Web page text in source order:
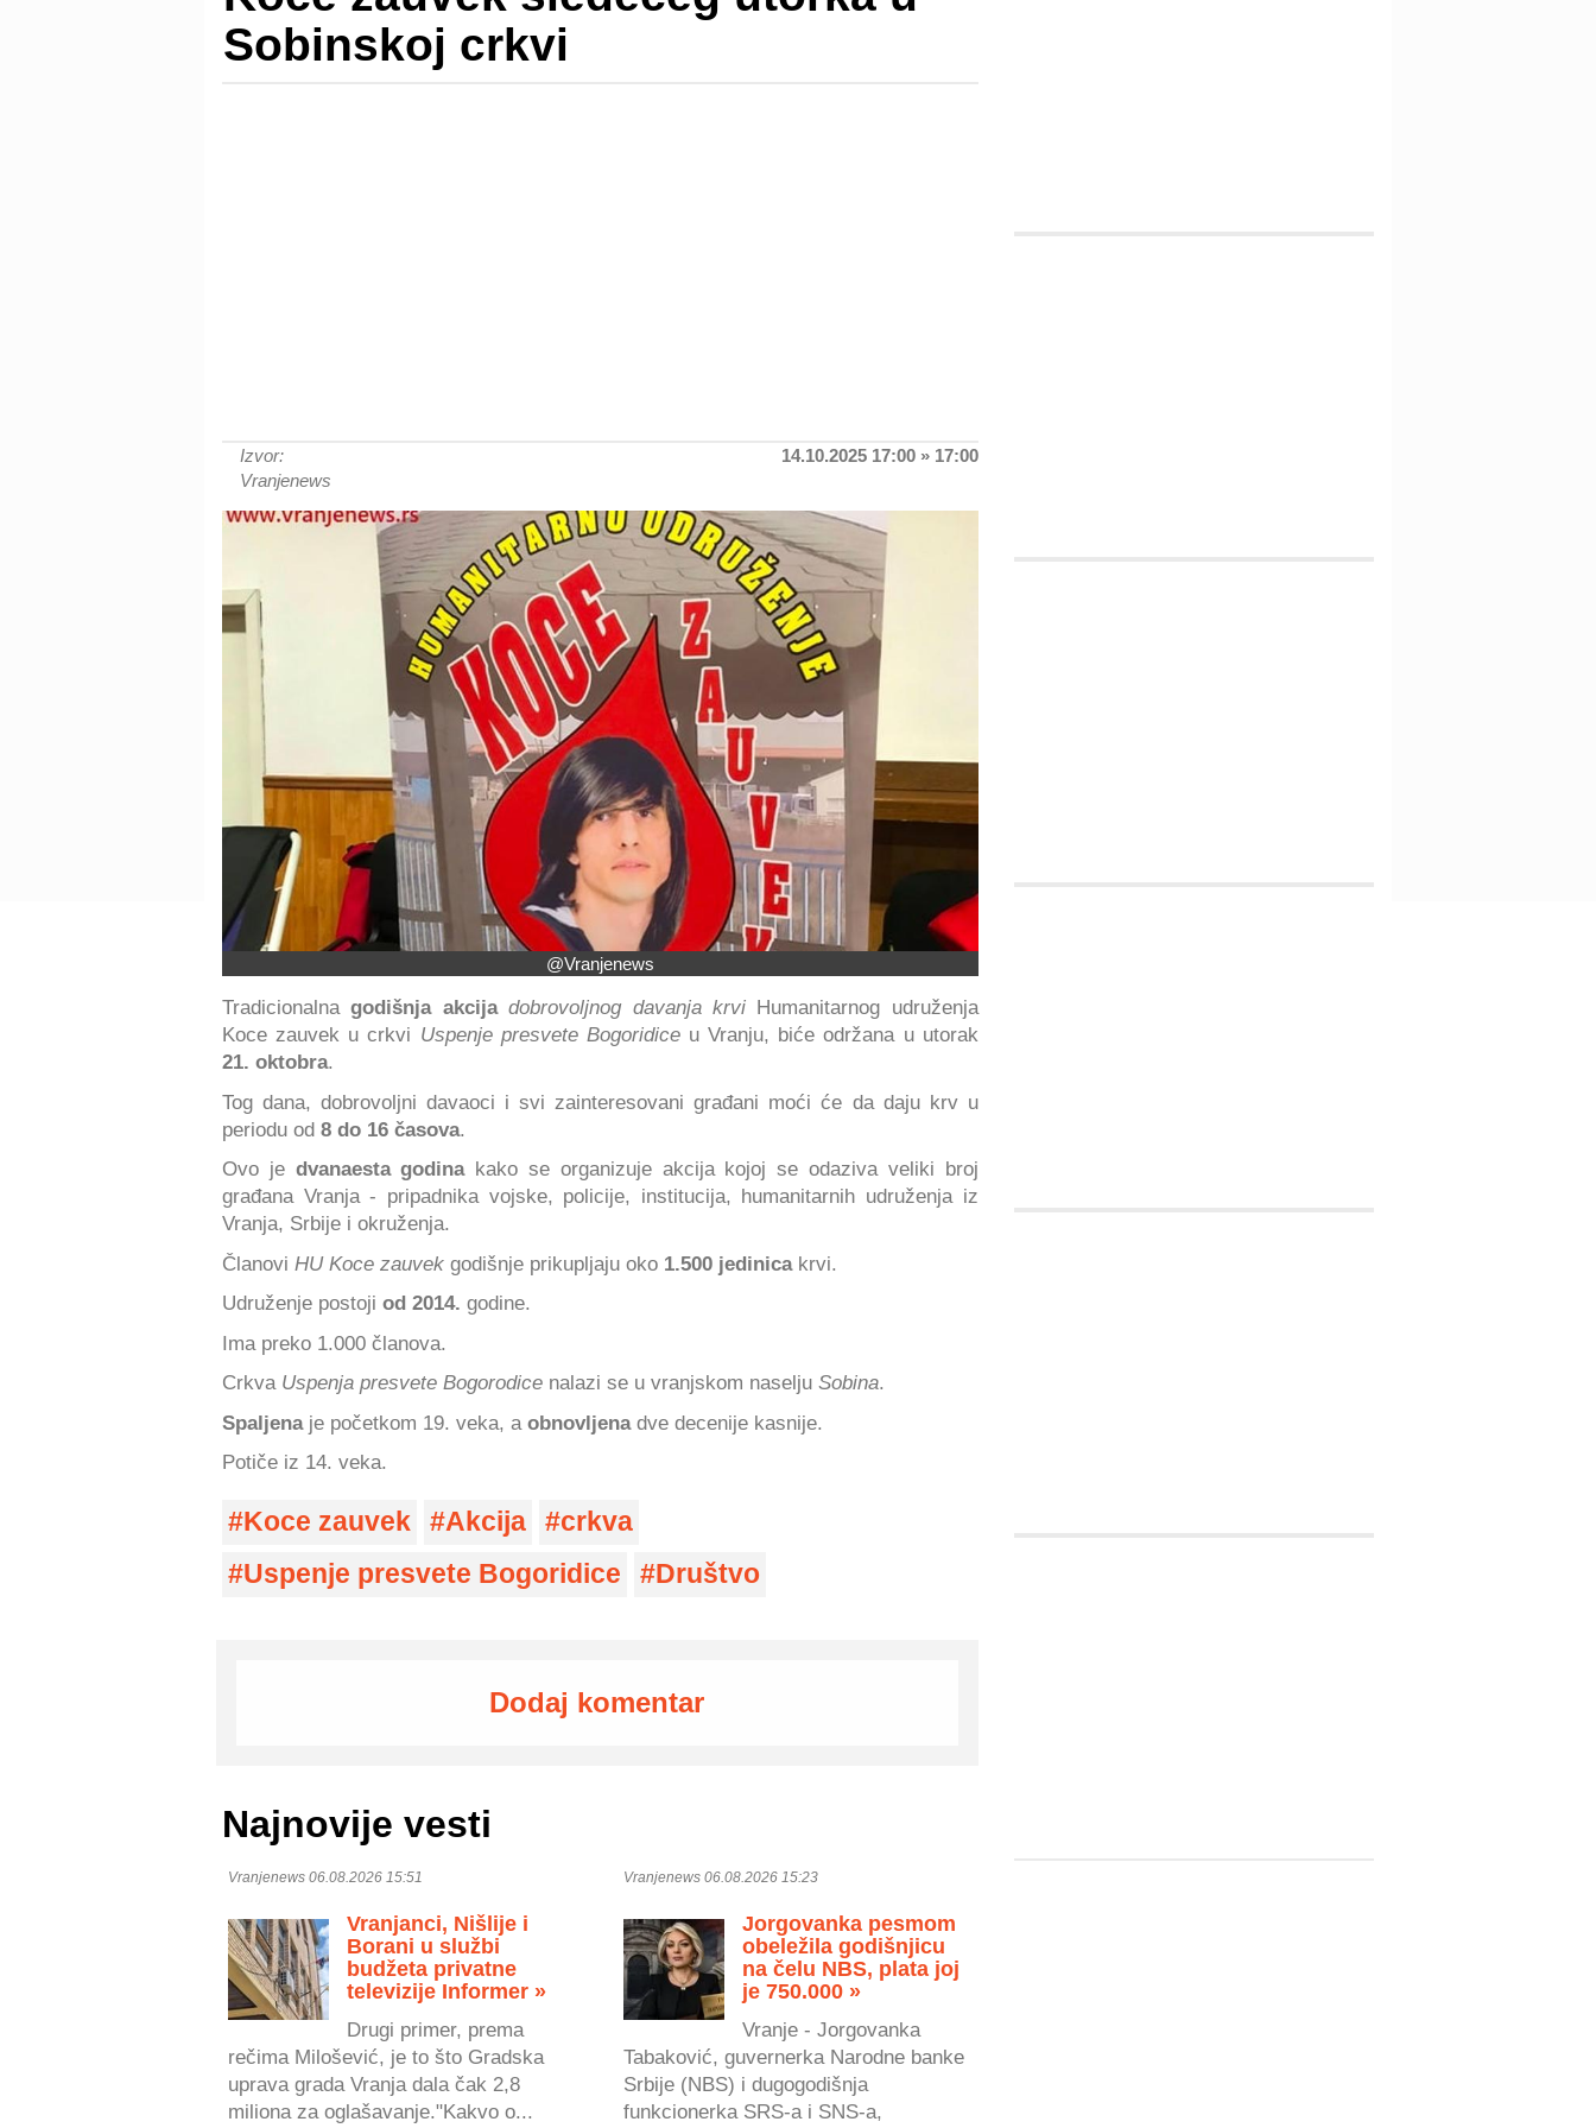
Sobinskoj crkvi
Izvor:
Vranjenews
14.10.2025 17:00 » 17:00
@Vranjenews
Tradicionalnagodišnja akcija dobrovoljnog davanja krviHumanitarnog udruženja
Koce zauvek u crkvi Uspenje presvete Bogoridice u Vranju, biće održana u utorak
21. oktobra.
Tog dana, dobrovoljni davaoci i svi zainteresovani građani moći će da daju krv u
periodu od 8 do 16 časova.
Ovo je dvanaesta godinakako se organizuje akcija kojoj se odaziva veliki broj
građana Vranja - pripadnika vojske, policije, institucija, humanitarnih udruženja iz
Vranja, Srbije i okruženja.
Članovi HU Koce zauvek godišnje prikupljaju oko 1.500 jedinicakrvi.
Udruženje postoji od 2014. godine.
Ima preko 1.000 članova.
Crkva Uspenja presvete Bogorodice nalazi se u vranjskom naselju Sobina.
Spaljenaje početkom 19. veka, a obnovljenadve decenije kasnije.
Potiče iz 14. veka.
Koce zauvek Akcija
crkva
Uspenje presvete Bogoridice
Društvo
Dodaj komentar
Najnovije vesti
Vranjenews 06.08.2026 15:51
Vranjanci, Nišlije i
Borani u službi
budžeta privatne
televizije Informer »
Drugi primer, prema
rečima Milošević, je to što Gradska
uprava grada Vranja dala čak 2,8
miliona za oglašavanje."Kakvo o...
Vranjenews 06.08.2026 15:23
Jorgovanka pesmom
obeležila godišnjicu
na čelu NBS, plata joj
je 750.000 »
Vranje - Jorgovanka
Tabaković, guvernerka Narodne banke
Srbije (NBS) i dugogodišnja
funkcionerka SRS-a i SNS-a,